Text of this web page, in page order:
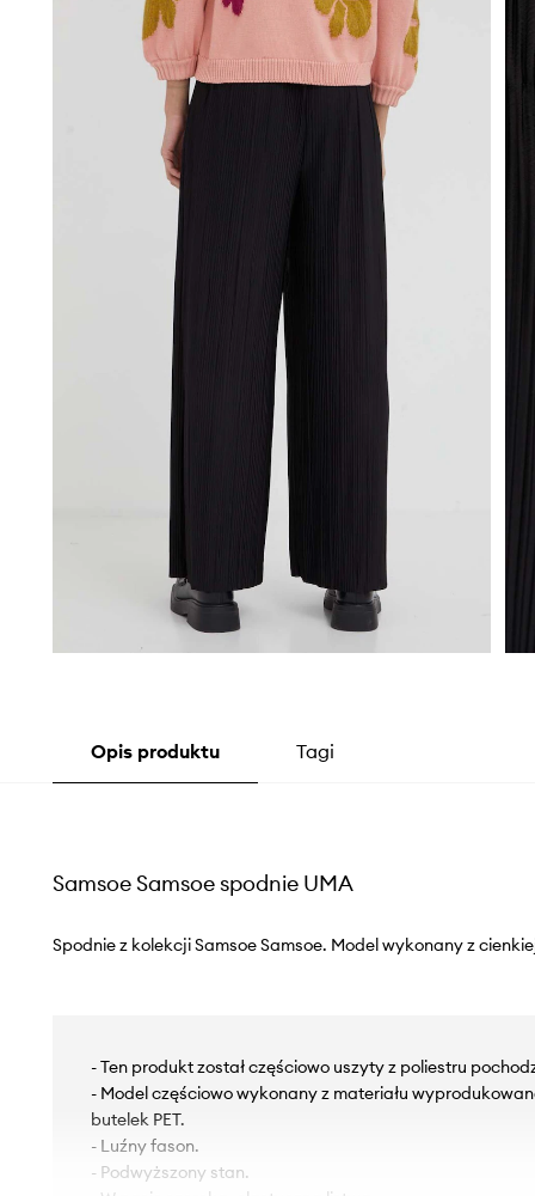
Opis produktu Tagi
Samsoe Samsoe spodnie UMA
Spodnie z kolekcji Samsoe Samsoe. Model wykonany z
- Ten produkt został częściowo uszyty z poliestru
- Model częściowo wykonany z materiału
butelek PET.
- Luźny fason.
- Podwyższony stan.